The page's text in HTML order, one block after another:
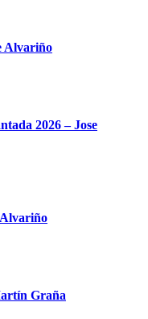
Alvariño
2026 – Jose
Alvariño
Graña